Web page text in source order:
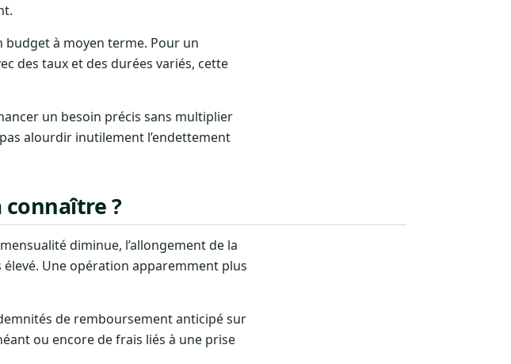
à moyen terme. Pour un
des taux et des durées variés, cette
un besoin précis sans multiplier
alourdir inutilement l’endettement
connaître ?
diminue, l’allongement de la
Une opération apparemment plus
de remboursement anticipé sur
ou encore de frais liés à une prise